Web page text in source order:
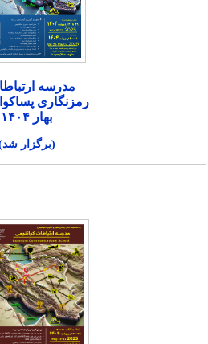
مدرسه
رمزنگاری
بهار ۱۴۰۴
(برگزار شد)